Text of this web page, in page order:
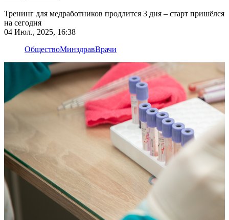
Тренинг для медработников продлится 3 дня – старт пришёлся
на сегодня
04 Июл., 2025, 16:38
ОбществоМинздравВрачи